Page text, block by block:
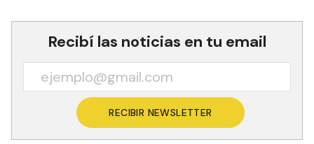
Recibí las noticias en tu email
RECIBIR NEWSLETTER